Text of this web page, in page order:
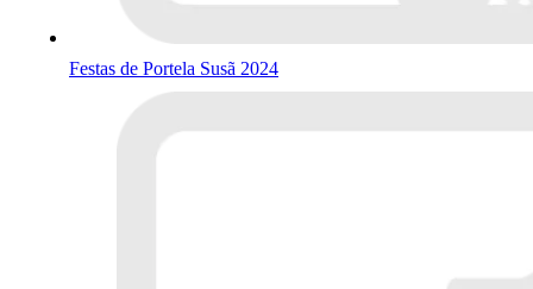
Festas de Portela Susã 2024